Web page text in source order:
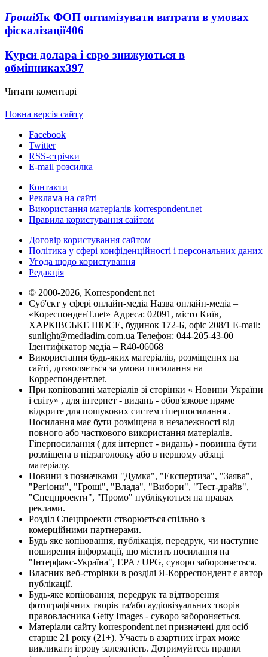
ГрошіЯк ФОП оптимізувати витрати в умовах
фіскалізації406
Курси долара і євро знижуються в
обмінниках397
Читати коментарі
Повна версія сайту
Facebook
Twitter
RSS-стрічки
E-mail розсилка
Контакти
Реклама на сайті
Використання матеріалів korrespondent.net
Правила користування сайтом
Договір користування сайтом
Політика у сфері конфіденційності і персональних даних
Угода щодо користування
Редакція
© 2000-2026, Korrespondent.net
Суб'єкт у сфері онлайн-медіа Назва онлайн-медіа –
«КореспонденТ.net» Адреса: 02091, місто Київ,
ХАРКІВСЬКЕ ШОСЕ, будинок 172-Б, офіс 208/1 E-mail:
sunlight@mediadim.com.ua Телефон: 044-205-43-00
Ідентифікатор медіа – R40-06068
Використання будь-яких матеріалів, розміщених на
сайті, дозволяється за умови посилання на
Корреспондент.net.
При копіюванні матеріалів зі сторінки « Новини України
і світу» , для інтернет - видань - обов'язкове пряме
відкрите для пошукових систем гіперпосилання .
Посилання має бути розміщена в незалежності від
повного або часткового використання матеріалів.
Гіперпосилання ( для інтернет - видань) - повинна бути
розміщена в підзаголовку або в першому абзаці
матеріалу.
Новини з позначками "Думка", "Експертиза", "Заява",
"Регіони", "Гроші", "Влада", "Вибори", "Тест-драйв",
"Спецпроекти", "Промо" публікуються на правах
реклами.
Розділ Спецпроекти створюється спільно з
комерційними партнерами.
Будь яке копіювання, публікація, передрук, чи наступне
поширення інформації, що містить посилання на
"Інтерфакс-Україна", EPA / UPG, суворо забороняється.
Власник веб-сторінки в розділі Я-Корреспондент є автор
публікації.
Будь-яке копіювання, передрук та відтворення
фотографічних творів та/або аудіовізуальних творів
правовласника Getty Images - суворо забороняється.
Матеріали сайту korrespondent.net призначені для осіб
старше 21 року (21+). Участь в азартних іграх може
викликати ігрову залежність. Дотримуйтесь правил